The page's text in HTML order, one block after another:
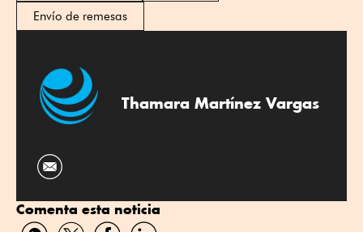
Envío de remesas
Thamara Martínez Vargas
Comenta esta noticia